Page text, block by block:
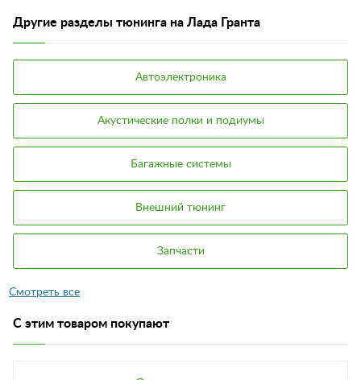
Другие разделы тюнинга на Лада Гранта
Автоэлектроника
Акустические полки и подиумы
Багажные системы
Внешний тюнинг
Запчасти
С этим товаром покупают